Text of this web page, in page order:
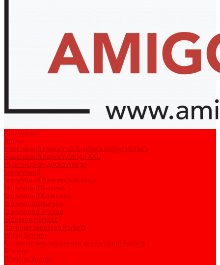
Продукция
Amigo
Массивный паркет из бамбука Amigo Hi-Tech
Массивный паркет Amigo XXL
Инженерная доска Amigo
StoneWood
StoneWood Венгерская ёлка
Stonewood Камень
Stonewood Классика
Stonewood Натура
Stonewood Эталон
Svensson Parkett
Ламинат Svensson Parkett
Wood System
Композитная паркетная доска Wood System
Плинтус
Плинтус Amigo